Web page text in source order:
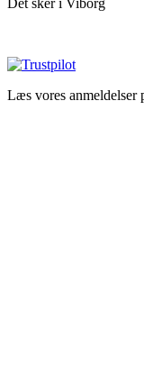
Det sker i Viborg
Læs vores anmeldelser